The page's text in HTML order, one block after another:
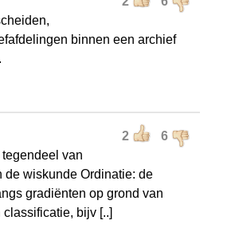
binnen een archief
2 6
van
wiskunde Ordinatie: de
gradiënten op grond van
bijv [..]